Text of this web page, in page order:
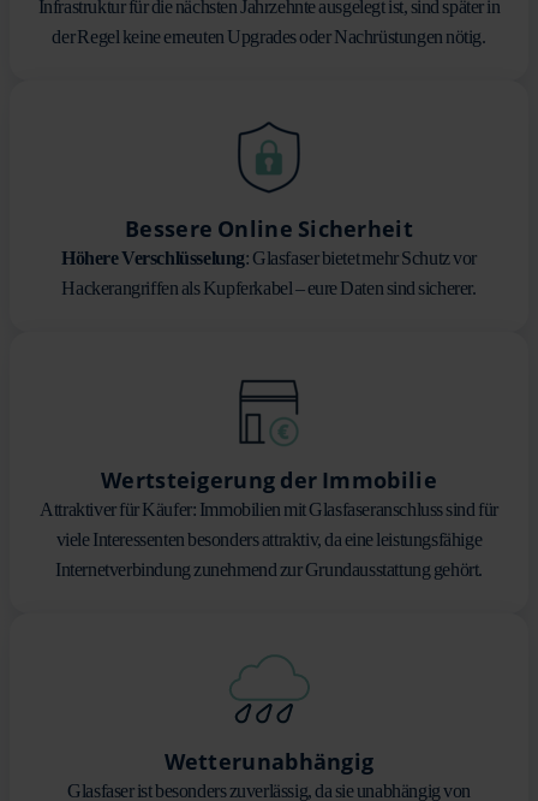
Infrastruktur für die nächsten Jahrzehnte ausgelegt ist, sind später in
der Regel keine erneuten Upgrades oder Nachrüstungen nötig.
Bessere Online Sicherheit
Höhere Verschlüsselung: Glasfaser bietet mehr Schutz vor
Hackerangriffen als Kupferkabel – eure Daten sind sicherer.
Wertsteigerung der Immobilie
Attraktiver für Käufer: Immobilien mit Glasfaseranschluss sind für
viele Interessenten besonders attraktiv, da eine leistungsfähige
Internetverbindung zunehmend zur Grundausstattung gehört.
Wetterunabhängig
Glasfaser ist besonders zuverlässig, da sie unabhängig von